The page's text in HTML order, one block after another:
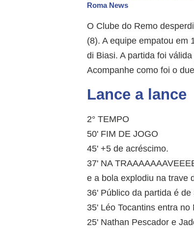
Roma News
O Clube do Remo
(8). A equipe empatou em
di Biasi. A partida foi
Acompanhe como foi o
Lance a lance
2° TEMPO
50' FIM DE JOGO
45' +5 de acréscimo.
37' NA
e a bola explodiu na trave
36' Público da partida é
35' Léo Tocantins entra
25' Nathan Pescador e